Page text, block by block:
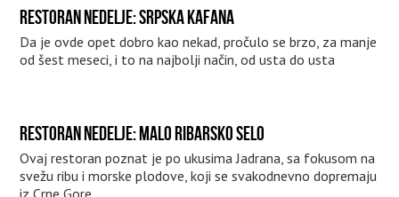
RESTORAN NEDELJE: SRPSKA KAFANA
Da je ovde opet dobro kao nekad, pročulo se brzo, za manje
od šest meseci, i to na najbolji način, od usta do usta
RESTORAN NEDELJE: MALO RIBARSKO SELO
Ovaj restoran poznat je po ukusima Jadrana, sa fokusom na
svežu ribu i morske plodove, koji se svakodnevno dopremaju
iz Crne Gore